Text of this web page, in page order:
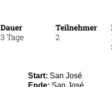
Dauer
3 Tage
Teilnehmer
2
Start: San José
Ende: San José